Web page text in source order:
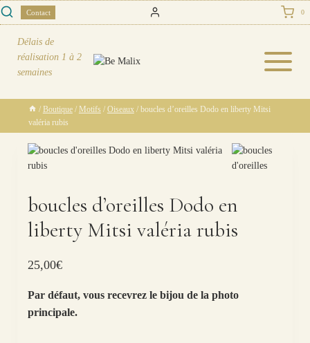
Skip
to
content
Contact 0
Délais de
réalisation 1 à 2
semaines
/ Boutique / Motifs / Oiseaux / boucles d’oreilles Dodo en liberty Mitsi
valéria rubis
boucles d’oreilles Dodo en
liberty Mitsi valéria rubis
25,00€
Par défaut, vous recevrez le bijou de la photo
principale.